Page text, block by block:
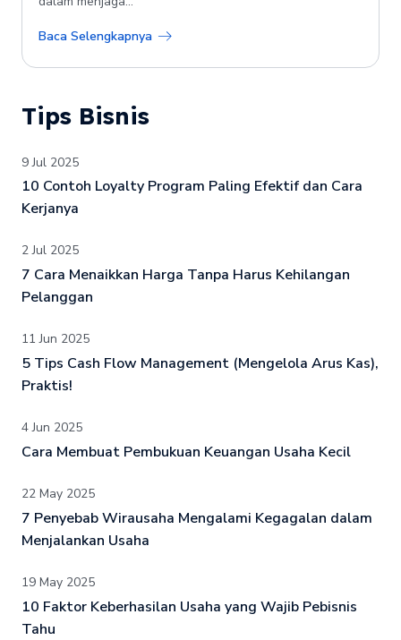
Baca Selengkapnya
Tips Bisnis
9 Jul 2025
10 Contoh Loyalty Program Paling Efektif dan Cara
Kerjanya
2 Jul 2025
7 Cara Menaikkan Harga Tanpa Harus Kehilangan
Pelanggan
11 Jun 2025
5 Tips Cash Flow Management (Mengelola Arus Kas),
Praktis!
4 Jun 2025
Cara Membuat Pembukuan Keuangan Usaha Kecil
22 May 2025
7 Penyebab Wirausaha Mengalami Kegagalan dalam
Menjalankan Usaha
19 May 2025
10 Faktor Keberhasilan Usaha yang Wajib Pebisnis
Tahu